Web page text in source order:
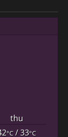
thu
°C/ 33°C